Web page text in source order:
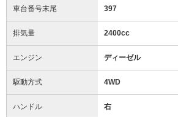
車台番号末尾 397
排気量 2400cc
エンジン ディーゼル
駆動方式 4WD
ハンドル 右